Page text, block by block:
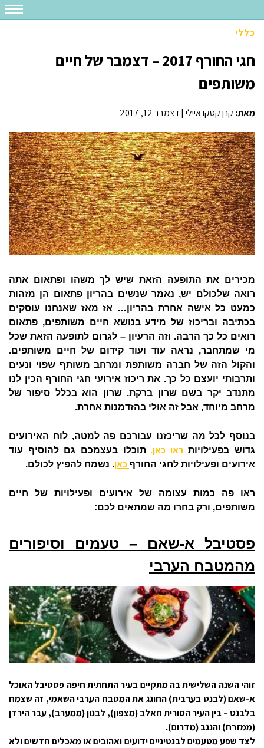
כללי
חגי החורף 2017 – דצמבר של חיים
משותפים
מאת: קרן קטקו איילי |דצמבר 12, 2017
מכירים את התופעה הזאת שיש לך משהו ופתאום אתה
רואה שלכולם יש, נאמר שנשים בהריון פתאום הן מזהות
כמעט כל אישה אחרת בהריון… אז מאז שאנחנו עוסקים
בכתיבה ובריכוז של מידע בנושא חיים משותפים, פתאום
רואים כל כך הרבה. וזה הרעיון – לגרום לתופעה הזאת שכל
מי שמתחבר, נראה עוד ועוד קידום של חיים משותפים.
והקול הזה של חברה משותפת ומרחב משותף שפוי ונעים
ותרבותי יועצם כל כך. את ריכוז אירועי חגי החורף הכין לנו
מתנדב יקר בשם שרון ברקת. שרון הוא בכלל סיפור של
מרחב מיוחד, אבל זה אולי בהזדמנות אחרת.
בנוסף לכל מה שריכזנו עבורכם פה למטה, לוח האירועים
גדוש בפעילויותראו כאן.תוכלו בעצמכם גם להוסיף עוד
אירועים ופעילויות לחגי החורף כאן. נשמח להפיץ לכולם.
ראו פה כמות עצומה של אירועים ופעילויות של חיים
משותפים, ורק בחרו מה שמתאים לכם:
פסטיבל א-שאם – טעמים וסיפורים
מהמטבח הערבי
זוהי השנה השלישית בה מתקיים בעיר התחתית חיפה פסטיבל האוכל
א-שאם (לבנט בערבית) החוגג את המטבח הערבי השאמי, זה שצמח
בלבנט – בין העיר הסורית חאלב(מצפון), לבנון (ממערב), עבר הירדן
(ממזרח) והנגב (מדרום).
לצד שפע מטעמים לבנטינייםידועים ואהובים או מאכלים חדשים ולא